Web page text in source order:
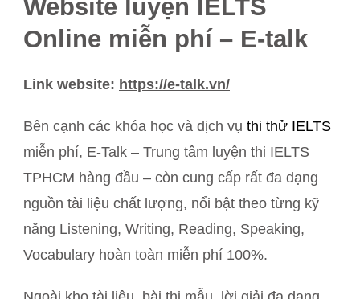
Website luyện IELTS
Online miễn phí – E-talk
Link website: https://e-talk.vn/
Bên cạnh các khóa học và dịch vụ thi thử IELTS
miễn phí, E-Talk – Trung tâm luyện thi IELTS
TPHCM hàng đầu – còn cung cấp rất đa dạng
nguồn tài liệu chất lượng, nổi bật theo từng kỹ
năng Listening, Writing, Reading, Speaking,
Vocabulary hoàn toàn miễn phí 100%.